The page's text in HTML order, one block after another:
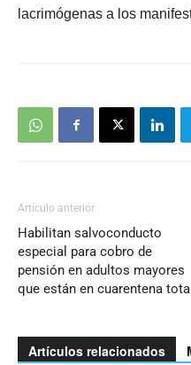
lacrimógenas a los
Artículo anterior
Habilitan salvoconducto
especial para cobro de
pensión en adultos mayores
que están en cuarentena total
Artículos relacionados